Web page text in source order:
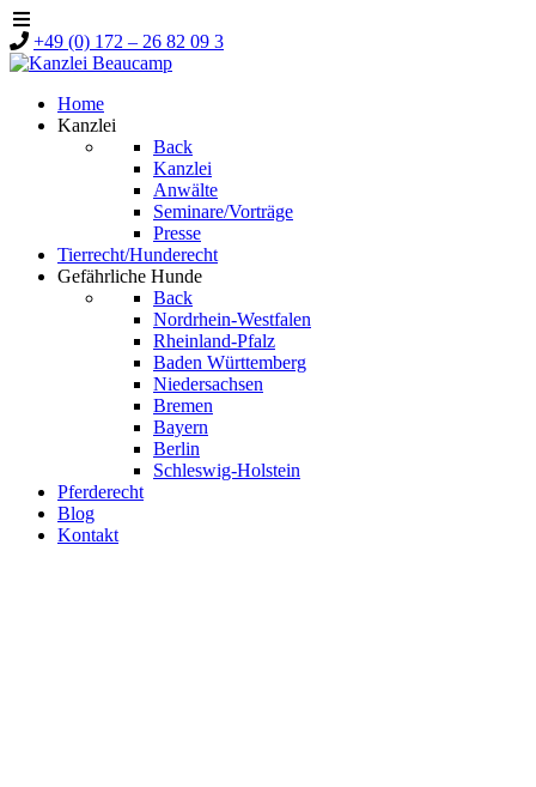
+49 (0) 172 – 26 82 09 3
Home
Kanzlei
Back
Kanzlei
Anwälte
Seminare/Vorträge
Presse
Tierrecht/Hunderecht
Gefährliche Hunde
Back
Nordrhein-Westfalen
Rheinland-Pfalz
Baden Württemberg
Niedersachsen
Bremen
Bayern
Berlin
Schleswig-Holstein
Pferderecht
Blog
Kontakt